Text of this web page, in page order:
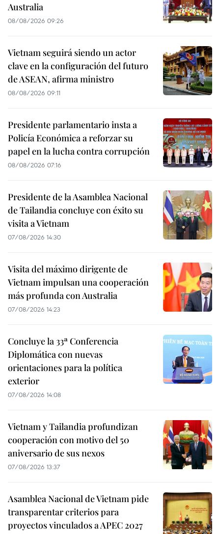
Australia
08/08/2026 09:26
Vietnam seguirá siendo un actor
clave en la configuración del futuro
de ASEAN, afirma ministro
08/08/2026 09:11
Presidente parlamentario insta a
Policía Económica a reforzar su
papel en la lucha contra corrupción
08/08/2026 07:16
Presidente de la Asamblea Nacional
de Tailandia concluye con éxito su
visita a Vietnam
07/08/2026 14:30
Visita del máximo dirigente de
Vietnam impulsan una cooperación
más profunda con Australia
07/08/2026 14:23
Concluye la 33ª Conferencia
Diplomática con nuevas
orientaciones para la política
exterior
07/08/2026 14:08
Vietnam y Tailandia profundizan
cooperación con motivo del 50
aniversario de sus nexos
07/08/2026 13:37
Asamblea Nacional de Vietnam pide
transparentar criterios para
proyectos vinculados a APEC 2027